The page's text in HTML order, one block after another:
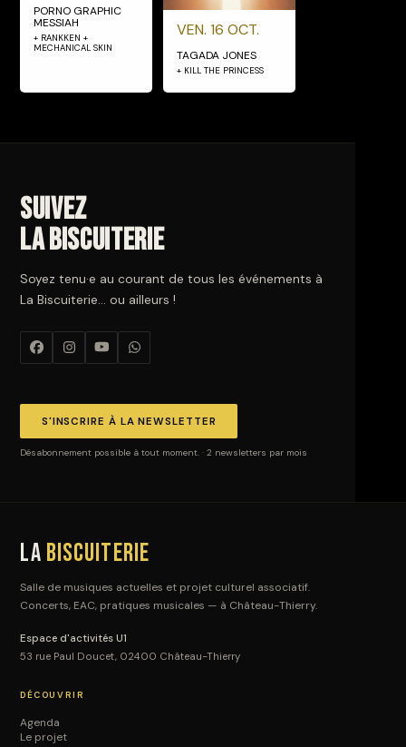
PORNO GRAPHIC
MESSIAH
+ RANKKEN +
MECHANICAL SKIN
VEN. 16 OCT.
TAGADA JONES
+ KILL THE PRINCESS
Suivez
La Biscuiterie
Soyez tenu·e au courant de tous les événements à
La Biscuiterie… ou ailleurs !
S'INSCRIRE À LA NEWSLETTER
Désabonnement possible à tout moment. · 2 newsletters par mois
La Biscuiterie
Salle de musiques actuelles et projet culturel associatif.
Concerts, EAC, pratiques musicales — à Château-Thierry.
Espace d'activités U1
53 rue Paul Doucet, 02400 Château-Thierry
DÉCOUVRIR
Agenda
Le projet